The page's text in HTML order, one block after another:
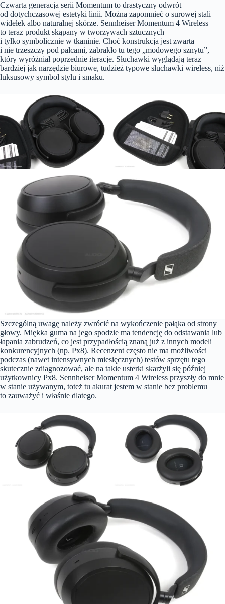
Czwarta generacja serii Momentum to drastyczny odwrót
od dotychczasowej estetyki linii. Można zapomnieć o surowej stali
widełek albo naturalnej skórze. Sennheiser Momentum 4 Wireless
to teraz produkt skąpany w tworzywach sztucznych
i tylko symbolicznie w tkaninie. Choć konstrukcja jest zwarta
i nie trzeszczy pod palcami, zabrakło tu tego „modowego sznytu”,
który wyróżniał poprzednie iteracje. Słuchawki wyglądają teraz
bardziej jak narzędzie biurowe, tudzież typowe słuchawki wireless, niż
luksusowy symbol stylu i smaku.
Szczególną uwagę należy zwrócić na wykończenie pałąka od strony
głowy. Miękka guma na jego spodzie ma tendencję do odstawania lub
łapania zabrudzeń, co jest przypadłością znaną już z innych modeli
konkurencyjnych (np. Px8). Recenzent często nie ma możliwości
podczas (nawet intensywnych miesięcznych) testów sprzętu tego
skutecznie zdiagnozować, ale na takie usterki skarżyli się później
użytkownicy Px8. Sennheiser Momentum 4 Wireless przyszły do mnie
w stanie używanym, toteż tu akurat jestem w stanie bez problemu
to zauważyć i właśnie dlatego.